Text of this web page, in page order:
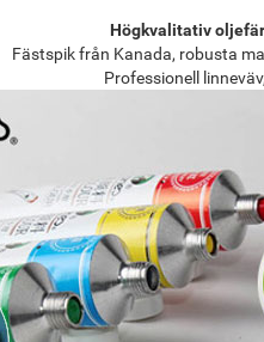
Högkvalitativ
Fästspik från Kanada, robusta
Professionell